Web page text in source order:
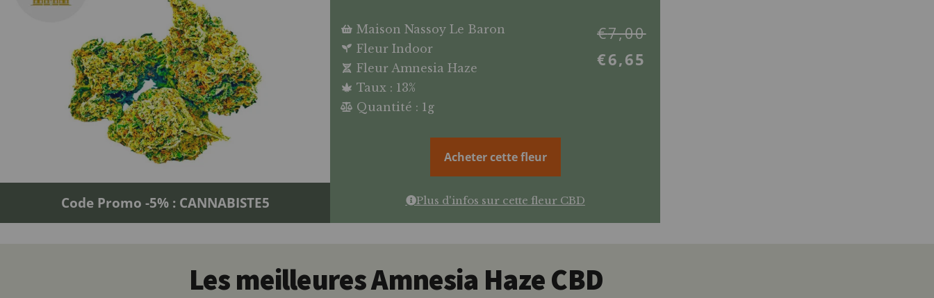
Code Promo -5% : CANNABISTE5
Maison Nassoy Le Baron
Fleur Indoor
Fleur Amnesia Haze
Taux : 13%
Quantité : 1g
€7,00
€6,65
Acheter cette fleur
Plus d'infos sur cette fleur CBD
Les meilleures Amnesia Haze CBD